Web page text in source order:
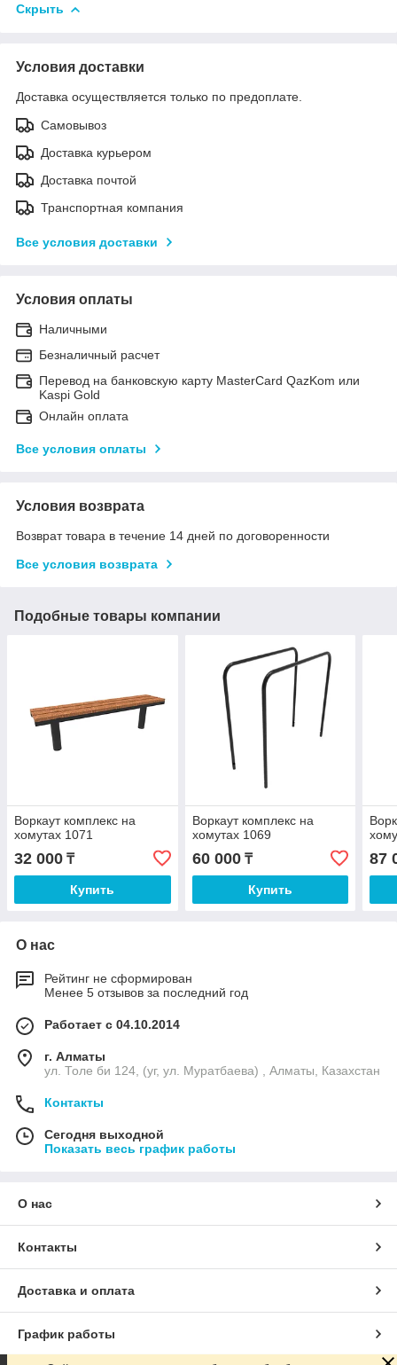
Скрыть
Условия доставки
Доставка осуществляется только по предоплате.
Самовывоз
Доставка курьером
Доставка почтой
Транспортная компания
Все условия доставки
Условия оплаты
Наличными
Безналичный расчет
Перевод на банковскую карту MasterCard QazKom или
Kaspi Gold
Онлайн оплата
Все условия оплаты
Условия возврата
Возврат товара в течение 14 дней по договоренности
Все условия возврата
Подобные товары компании
Воркаут комплекс на
хомутах 1071
32 000 ₸
Купить
Воркаут комплекс на
хомутах 1069
60 000₸
Купить
87
О нас
Рейтинг не сформирован
Менее 5 отзывов за последний год
Работает с 04.10.2014
г. Алматы
ул. Толе би 124, (уг, ул. Муратбаева) , Алматы, Казахстан
Контакты
Сегодня выходной
Показать весь график работы
О нас
Контакты
Доставка и оплата
График работы